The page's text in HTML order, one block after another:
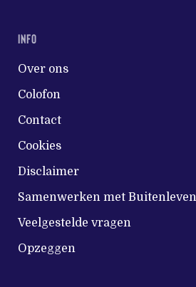
INFO
Over ons
Colofon
Contact
Cookies
Disclaimer
Samenwerken met Buitenleven
Veelgestelde vragen
Opzeggen